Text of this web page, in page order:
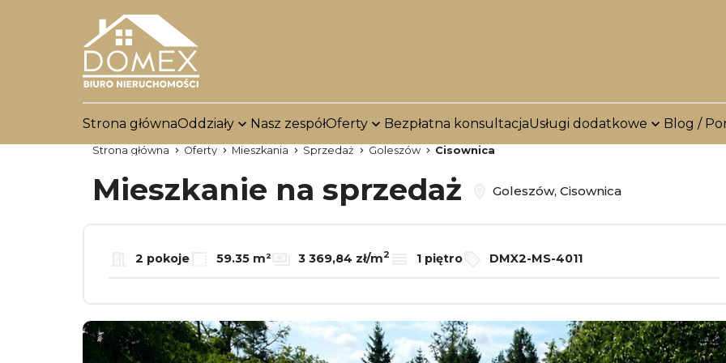
Strona głównaOddziały Nasz zespółOferty Bezpłatna konsultacjaUsługi dodatkowe Blog /
Strona główna Oferty Mieszkania Sprzedaż Goleszów Cisownica
Mieszkanie na sprzedaż Goleszów, Cisownica
2 pokoje 59.35 m² 3 369,84 zł/m2 1 piętro DMX2-MS-4011